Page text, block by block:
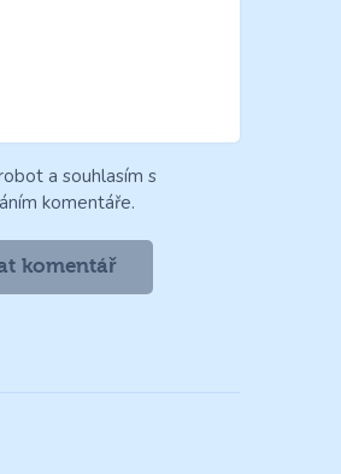
a souhlasím s
komentáře.